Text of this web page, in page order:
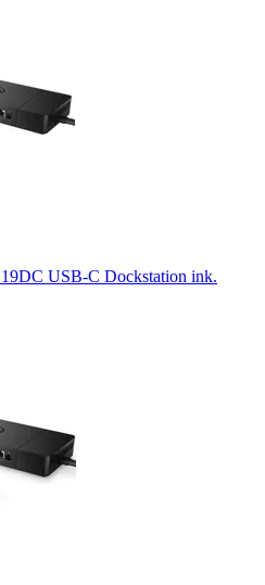
USB-C Dockstation ink.